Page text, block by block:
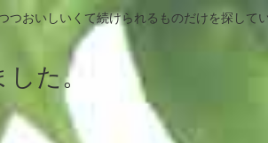
おいしいくて続けられるものだけを探してい
た。